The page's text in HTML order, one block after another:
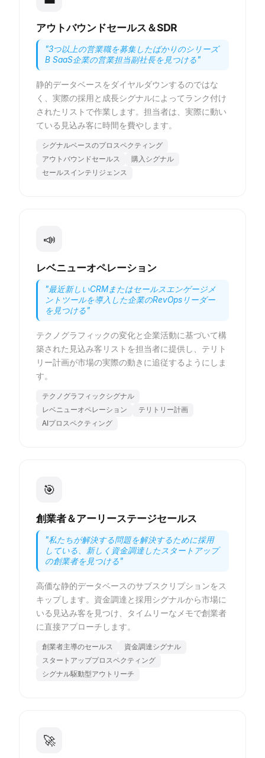
アウトバウンドセールス＆SDR
"3つ以上の営業職を募集したばかりのシリーズ
B SaaS企業の営業担当副社長を見つける"
静的データベースをダイヤルダウンするのではな
く、実際の採用と成長シグナルによってランク付け
されたリストで作業します。担当者は、実際に動い
ている見込み客に時間を費やします。
シグナルベースのプロスペクティング
アウトバウンドセールス
購入シグナル
セールスインテリジェンス
📣
レベニューオペレーション
"最近新しいCRMまたはセールスエンゲージメ
ントツールを導入した企業のRevOpsリーダー
を見つける"
テクノグラフィックの変化と企業活動に基づいて構
築された見込み客リストを担当者に提供し、テリト
リー計画が市場の実際の動きに追従するようにしま
す。
テクノグラフィックシグナル
レベニューオペレーション
テリトリー計画
AIプロスペクティング
🎯
創業者＆アーリーステージセールス
"私たちが解決する問題を解決するために採用
している、新しく資金調達したスタートアップ
の創業者を見つける"
高価な静的データベースのサブスクリプションをス
キップします。資金調達と採用シグナルから市場に
いる見込み客を見つけ、タイムリーなメモで創業者
に直接アプローチします。
創業者主導のセールス
資金調達シグナル
スタートアッププロスペクティング
シグナル駆動型アウトリーチ
🚀